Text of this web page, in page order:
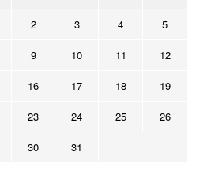
2 3 4 5
9 10 11 12
16 17 18 19
23 24 25 26
30
31